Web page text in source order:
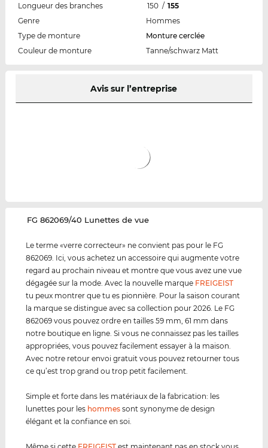
Longueur des branches
150 / 155
Genre
Hommes
Type de monture
Monture cerclée
Couleur de monture
Tanne/schwarz Matt
Avis sur l’entreprise
‌FG 862069/40 Lunettes de vue
Le terme «verre correcteur» ne convient pas pour le FG
862069. Ici, vous achetez un accessoire qui augmente votre
regard au prochain niveau et montre que vous avez une vue
dégagée sur la mode. Avec la nouvelle marque FREIGEIST
tu peux montrer que tu es pionnière. Pour la saison courant
la marque se distingue avec sa collection pour 2026. Le FG
862069 vous pouvez ordre en tailles 59 mm, 61 mm dans
notre boutique en ligne. Si vous ne connaissez pas les tailles
appropriées, vous pouvez facilement essayer à la maison.
Avec notre retour envoi gratuit vous pouvez retourner tous
ce qu’est trop grand ou trop petit facilement.
Simple et forte dans les matériaux de la fabrication: les
lunettes pour les hommes sont synonyme de design
élégant et la confiance en soi.